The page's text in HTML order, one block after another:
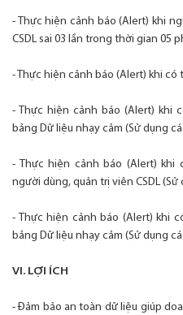
- Thực hiện cảnh báo (Alert) khi
CSDL sai 03 lần trong thời gian 05
- Thực hiện cảnh báo (Alert) khi có
- Thực hiện cảnh báo (Alert) khi
bảng Dữ liệu nhạy cảm (Sử dụng
- Thực hiện cảnh báo (Alert) khi
người dùng, quản trị viên CSDL (Sử
- Thực hiện cảnh báo (Alert) khi
bảng Dữ liệu nhạy cảm (Sử dụng
VI. LỢI ÍCH
- Đảm bảo an toàn dữ liệu giúp